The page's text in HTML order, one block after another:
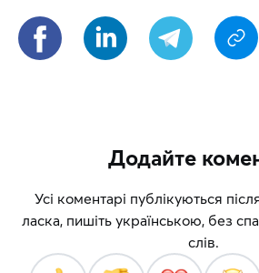
Додайте
Усі коментарі публікуються
ласка, пишіть українською, без
слів.